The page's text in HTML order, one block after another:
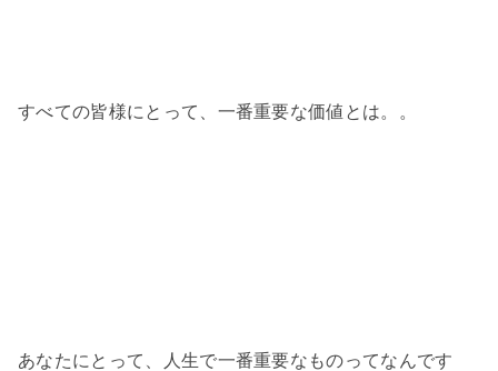
すべての皆様にとって、一番重要な価値とは。。
あなたにとって、人生で一番重要なものってなんです